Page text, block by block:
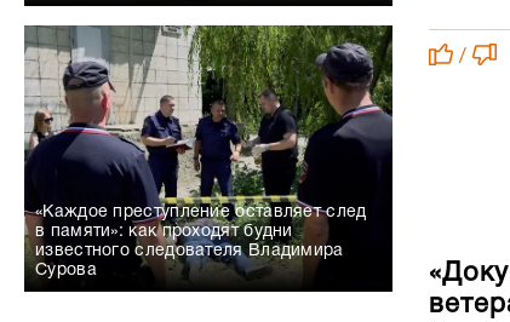
«Каждое преступление оставляет след
в памяти»: как проходят будни
известного следователя Владимира
Сурова
ФЕДЕРАЛЬНЫЕ НОВОСТИ
Федеральные новости